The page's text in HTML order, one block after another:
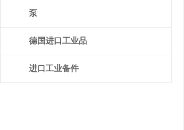
泵
德国进口工业品
进口工业备件